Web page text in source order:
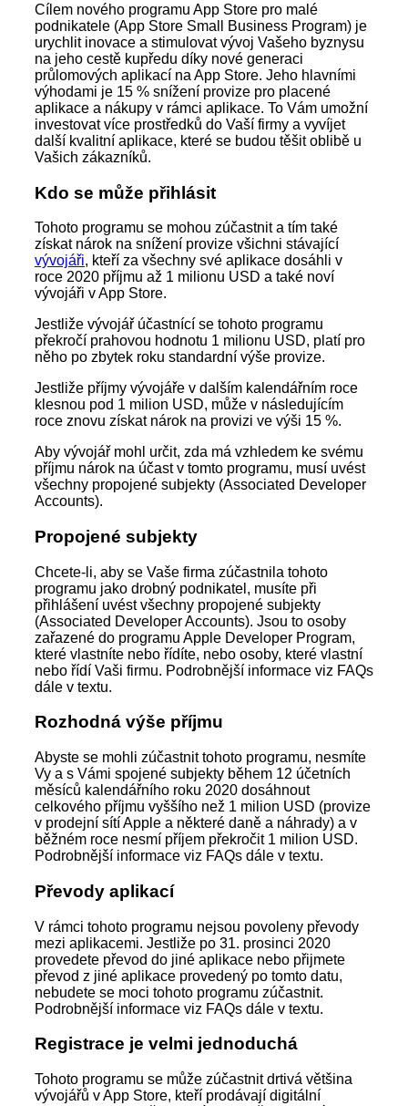
Cílem nového programu App Store pro malé
podnikatele (App Store Small Business Program) je
urychlit inovace a stimulovat vývoj Vašeho byznysu
na jeho cestě kupředu díky nové generaci
průlomových aplikací na App Store. Jeho hlavními
výhodami je 15 % snížení provize pro placené
aplikace a nákupy v rámci aplikace. To Vám umožní
investovat více prostředků do Vaší firmy a vyvíjet
další kvalitní aplikace, které se budou těšit oblibě u
Vašich zákazníků.
Kdo se může přihlásit
Tohoto programu se mohou zúčastnit a tím také
získat nárok na snížení provize všichni stávající
vývojáři, kteří za všechny své aplikace dosáhli v
roce 2020 příjmu až 1 milionu USD a také noví
vývojáři v App Store.
Jestliže vývojář účastnící se tohoto programu
překročí prahovou hodnotu 1 milionu USD, platí pro
něho po zbytek roku standardní výše provize.
Jestliže příjmy vývojáře v dalším kalendářním roce
klesnou pod 1 milion USD, může v následujícím
roce znovu získat nárok na provizi ve výši 15 %.
Aby vývojář mohl určit, zda má vzhledem ke svému
příjmu nárok na účast v tomto programu, musí uvést
všechny propojené subjekty (Associated Developer
Accounts).
Propojené subjekty
Chcete-li, aby se Vaše firma zúčastnila tohoto
programu jako drobný podnikatel, musíte při
přihlášení uvést všechny propojené subjekty
(Associated Developer Accounts). Jsou to osoby
zařazené do programu Apple Developer Program,
které vlastníte nebo řídíte, nebo osoby, které vlastní
nebo řídí Vaši firmu. Podrobnější informace viz FAQs
dále v textu.
Rozhodná výše příjmu
Abyste se mohli zúčastnit tohoto programu, nesmíte
Vy a s Vámi spojené subjekty během 12 účetních
měsíců kalendářního roku 2020 dosáhnout
celkového příjmu vyššího než 1 milion USD (provize
v prodejní sítí Apple a některé daně a náhrady) a v
běžném roce nesmí příjem překročit 1 milion USD.
Podrobnější informace viz FAQs dále v textu.
Převody aplikací
V rámci tohoto programu nejsou povoleny převody
mezi aplikacemi. Jestliže po 31. prosinci 2020
provedete převod do jiné aplikace nebo přijmete
převod z jiné aplikace provedený po tomto datu,
nebudete se moci tohoto programu zúčastnit.
Podrobnější informace viz FAQs dále v textu.
Registrace je velmi jednoduchá
Tohoto programu se může zúčastnit drtivá většina
vývojářů v App Store, kteří prodávají digitální